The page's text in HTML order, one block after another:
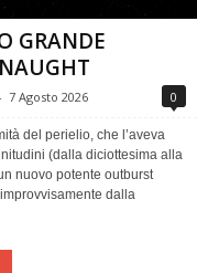
GRANDE
7 Agosto 2026 0
del perielio, che l’aveva
(dalla diciottesima alla
nuovo potente outburst
dalla